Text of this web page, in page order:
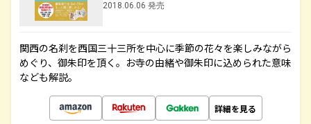
2018.06.06 発売
関西の名刹を西国三十三所を中心に季節の花々を楽しみながら
めぐり、御朱印を頂く。お寺の由緒や御朱印に込められた意味
なども解説。
詳細を見る